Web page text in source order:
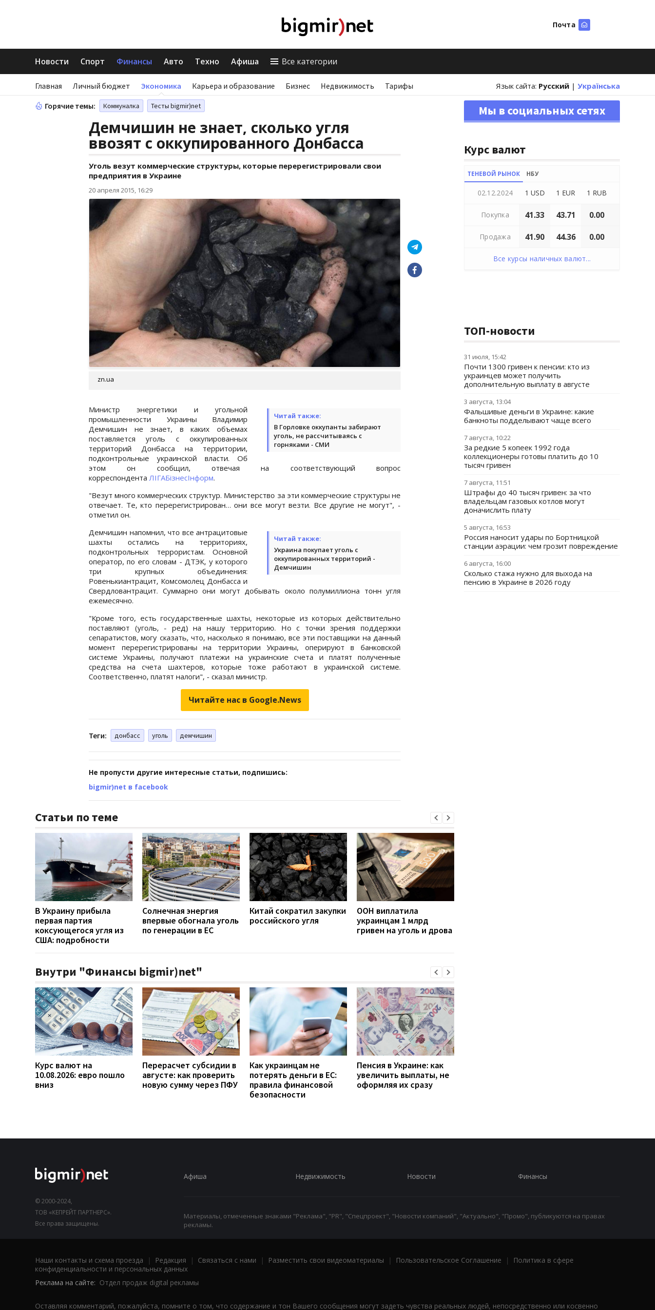
Почта
Новости Спорт Финансы Авто Техно Афиша Все категории
Главная Личный бюджет Экономика Карьера и образование Бизнес Недвижимость Тарифы Язык сайта: Русский | Українська
Горячие темы: Коммуналка Тесты bigmir)net
Демчишин не знает, сколько угля
ввозят с оккупированного Донбасса
Уголь везут коммерческие структуры, которые перерегистрировали свои
предприятия в Украине
20 апреля 2015, 16:29
zn.ua
Читай также:
В Горловке оккупанты забирают
уголь, не рассчитываясь с
горняками - СМИ
Министр энергетики и угольной
промышленности Украины Владимир
Демчишин не знает, в каких объемах
поставляется уголь с оккупированных
территорий Донбасса на территории,
подконтрольные украинской власти. Об
этом он сообщил, отвечая на соответствующий вопрос
корреспондента ЛІГАБізнесІнформ.
"Везут много коммерческих структур. Министерство за эти коммерческие структуры не
отвечает. Те, кто перерегистрирован… они все могут везти. Все другие не могут", -
отметил он.
Читай также:
Украина покупает уголь с
оккупированных территорий -
Демчишин
Демчишин напомнил, что все антрацитовые
шахты остались на территориях,
подконтрольных террористам. Основной
оператор, по его словам - ДТЭК, у которого
три крупных объединения:
Ровенькиантрацит, Комсомолец Донбасса и
Свердловантрацит. Суммарно они могут добывать около полумиллиона тонн угля
ежемесячно.
"Кроме того, есть государственные шахты, некоторые из которых действительно
поставляют (уголь, - ред) на нашу территорию. Но с точки зрения поддержки
сепаратистов, могу сказать, что, насколько я понимаю, все эти поставщики на данный
момент перерегистрированы на территории Украины, оперируют в банковской
системе Украины, получают платежи на украинские счета и платят полученные
средства на счета шахтеров, которые тоже работают в украинской системе.
Соответственно, платят налоги", - сказал министр.
Читайте нас в Google.News
Теги: донбасс уголь демчишин
Не пропусти другие интересные статьи, подпишись:
bigmir)net в facebook
Статьи по теме
В Украину прибыла
первая партия
коксующегося угля из
США: подробности
Солнечная энергия
впервые обогнала уголь
по генерации в ЕС
Китай сократил закупки
российского угля
ООН виплатила
украинцам 1 млрд
гривен на уголь и дрова
Внутри "Финансы bigmir)net"
Курс валют на
10.08.2026: евро пошло
вниз
Перерасчет субсидии в
августе: как проверить
новую сумму через ПФУ
Как украинцам не
потерять деньги в ЕС:
правила финансовой
безопасности
Пенсия в Украине: как
увеличить выплаты, не
оформляя их сразу
Мы в социальных сетях
Курс валют
ТЕНЕВОЙ РЫНОК НБУ
02.12.2024 1 USD 1 EUR 1 RUB
Покупка 41.33 43.71 0.00
Продажа 41.90 44.36 0.00
Все курсы наличных валют...
ТОП-новости
31 июля, 15:42
Почти 1300 гривен к пенсии: кто из
украинцев может получить
дополнительную выплату в августе
3 августа, 13:04
Фальшивые деньги в Украине: какие
банкноты подделывают чаще всего
7 августа, 10:22
За редкие 5 копеек 1992 года
коллекционеры готовы платить до 10
тысяч гривен
7 августа, 11:51
Штрафы до 40 тысяч гривен: за что
владельцам газовых котлов могут
доначислить плату
5 августа, 16:53
Россия наносит удары по Бортницкой
станции аэрации: чем грозит повреждение
6 августа, 16:00
Сколько стажа нужно для выхода на
пенсию в Украине в 2026 году
© 2000-2024,
ТОВ «КЕПРЕЙТ ПАРТНЕРС».
Все права защищены.
Афиша Недвижимость Новости Финансы
Материалы, отмеченные знаками "Реклама", "PR", "Спецпроект", "Новости компаний", "Актуально", "Промо", публикуются на правах
рекламы.
Наши контакты и схема проезда | Редакция | Связаться с нами | Разместить свои видеоматериалы | Пользовательское Соглашение |
Политика в сфере
конфиденциальности и персональных данных
Реклама на сайте: Отдел продаж digital рекламы
Оставляя комментарий, пожалуйста, помните о том, что содержание и тон Вашего сообщения могут задеть чувства реальных людей, непосредственно или косвенно